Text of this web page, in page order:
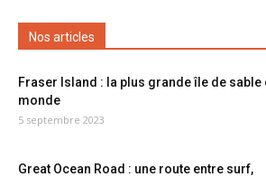
amis
Nos articles
Fraser Island : la plus grande île de sable
monde
5 septembre 2023
Great Ocean Road : une route entre surf,